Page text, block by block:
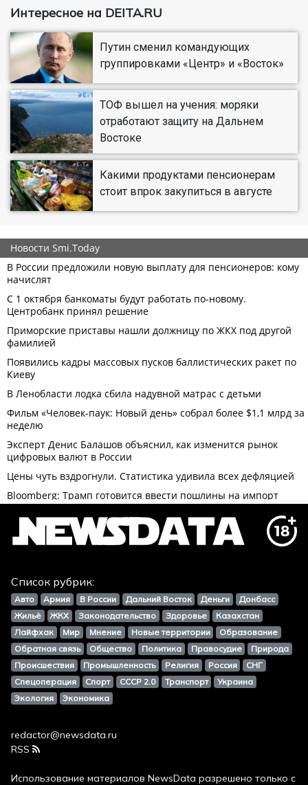
Интересное на DEITA.RU
Путин сменил командующих
группировками «Центр» и «Восток»
ТОФ вышел на учения: моряки
отработают защиту на Дальнем
Востоке
Какими продуктами пенсионерам
стоит впрок закупиться в августе
Список рубрик:
Авто Армия В России Дальний Восток Деньги
Донбасс
Жильё
ЖКХ Законодательство Здоровье
Казахстан
Лайфхак
Мир Мнение Новые территории
Образование
Обратная связь
Общество Политика Правосудие
Природа
Происшествия
Промышленность Религия Россия
СНГ
Спецоперация
Спорт СССР 2.0 Транспорт
Украина
Экология
Экономика
redactor@newsdata.ru
RSS
Использование материалов NewsData разрешено только с